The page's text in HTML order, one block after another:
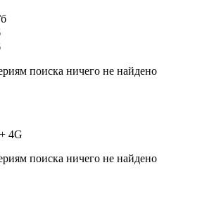
поиска ничего не найдено
4G
поиска ничего не найдено